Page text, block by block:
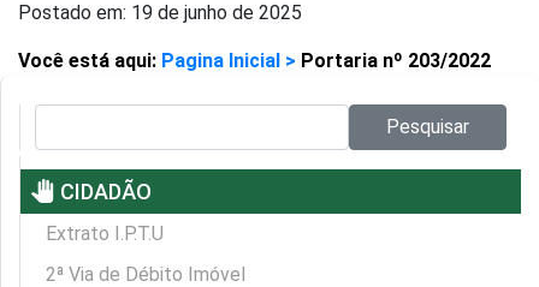
Postado em: 19 de junho de 2025
Você está aqui: Pagina Inicial > Portaria nº 203/2022
Pesquisar
pan_tool CIDADÃO
Extrato I.P.T.U
2ª Via de Débito Imóvel